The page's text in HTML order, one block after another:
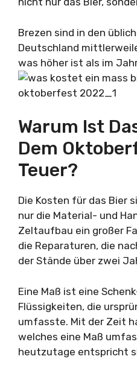
Brezen sind in den
Deutschland
was höher ist als im
Warum Ist
Dem
Teuer?
Die Kosten für das Bier
nur die Material- und
Zeltaufbau ein großer
die Reparaturen, die
der Stände über zwei
Eine Maß ist eine
Flüssigkeiten, die
umfasste. Mit der Zeit
welches eine Maß
heutzutage entspricht